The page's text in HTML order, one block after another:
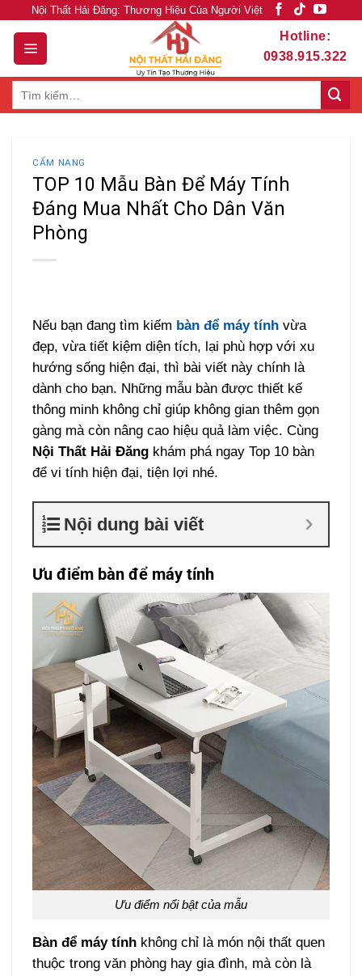
content
Nội Thất Hải Đăng: Thương Hiệu Của Người Việt
Hotline:
0938.915.322
CẨM NANG
TOP 10 Mẫu Bàn Để Máy Tính
Đáng Mua Nhất Cho Dân Văn
Phòng
Nếu bạn đang tìm kiếm bàn để máy tính vừa
đẹp, vừa tiết kiệm diện tích, lại phù hợp với xu
hướng sống hiện đại, thì bài viết này chính là
dành cho bạn. Những mẫu bàn được thiết kế
thông minh không chỉ giúp không gian thêm gọn
gàng mà còn nâng cao hiệu quả làm việc. Cùng
Nội Thất Hải Đăng khám phá ngay Top 10 bàn
để vi tính hiện đại, tiện lợi nhé.
Nội dung bài viết
Ưu điểm bàn để máy tính
Ưu điểm nổi bật của mẫu
Bàn để máy tính không chỉ là món nội thất quen
thuộc trong văn phòng hay gia đình, mà còn là